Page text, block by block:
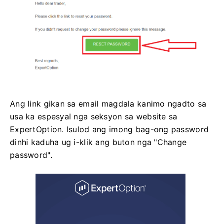
Ang link gikan sa email magdala kanimo ngadto sa
usa ka espesyal nga seksyon sa website sa
ExpertOption. Isulod ang imong bag-ong password
dinhi kaduha ug i-klik ang buton nga "Change
password".